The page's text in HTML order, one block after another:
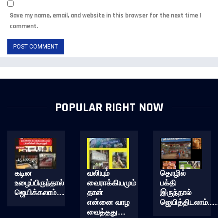
Save my name, email, and website in this browser for the next time I
comment.
POPULAR RIGHT NOW
கடின
உழைப்பிருந்தால்
ஜெயிக்கலாம்…..
வலியும்
வைராக்கியமும்
தான்
என்னை வாழ
வைத்தது…..
தொழில்
பக்தி
இருந்தால்